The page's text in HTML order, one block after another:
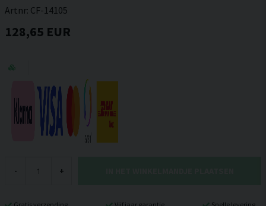
Artnr: CF-14105
128,65 EUR
- +